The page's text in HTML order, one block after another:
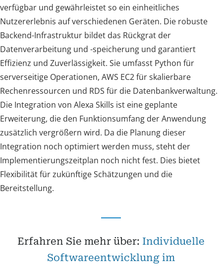
verfügbar und gewährleistet so ein einheitliches
Nutzererlebnis auf verschiedenen Geräten. Die robuste
Backend-Infrastruktur bildet das Rückgrat der
Datenverarbeitung und -speicherung und garantiert
Effizienz und Zuverlässigkeit. Sie umfasst Python für
serverseitige Operationen, AWS EC2 für skalierbare
Rechenressourcen und RDS für die Datenbankverwaltung.
Die Integration von Alexa Skills ist eine geplante
Erweiterung, die den Funktionsumfang der Anwendung
zusätzlich vergrößern wird. Da die Planung dieser
Integration noch optimiert werden muss, steht der
Implementierungszeitplan noch nicht fest. Dies bietet
Flexibilität für zukünftige Schätzungen und die
Bereitstellung.
Erfahren Sie mehr über: Individuelle
Softwareentwicklung im